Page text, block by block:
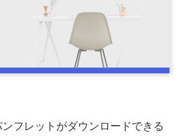
フレットがダウンロードできる